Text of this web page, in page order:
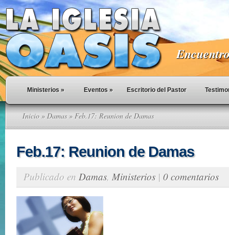
Ministerios » Eventos » Escritorio del Pastor
Inicio » Damas» Feb.17: Reunion de Damas
Feb.17: Reunion de Damas
Publicado en Damas, Ministerios | 0 comentarios